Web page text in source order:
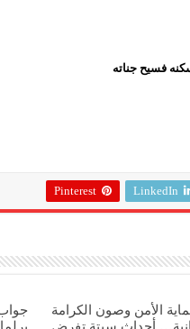
فسيح جناته
LinkedIn
Pinterest
الأمن وصون الكرامة
أحداث سبتة تفرض